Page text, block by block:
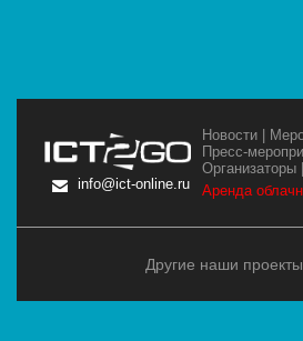
info@ict-online.ru
Новости
Пресс-
Организаторы
Аренда
Другие наши